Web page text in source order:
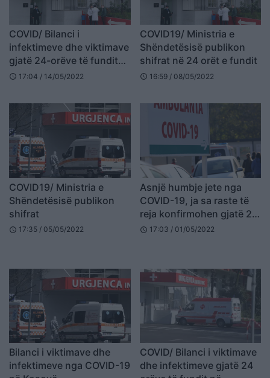
COVID/ Bilanci i
infektimeve dhe viktimave
gjatë 24-orëve të fundit
në Shqipëri
schedule 17:04 / 14/05/2022
COVID19/ Ministria e
Shëndetësisë publikon
shifrat në 24 orët e fundit
schedule 16:59 / 08/05/2022
COVID19/ Ministria e
Shëndetësisë publikon
shifrat
schedule 17:35 / 05/05/2022
Asnjë humbje jete nga
COVID-19, ja sa raste të
reja konfirmohen gjatë 24
orëve të fundit
schedule 17:03 / 01/05/2022
Bilanci i viktimave dhe
infektimeve nga COVID-19
COVID/ Bilanci i viktimave
dhe infektimeve gjatë 24